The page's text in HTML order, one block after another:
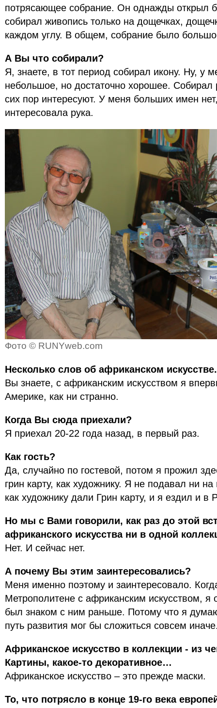
потрясающее собрание. Он однажды открыл
собирал живопись только на дощечках,
каждом углу. В общем, собрание было
А Вы что собирали?
Я, знаете, в тот период собирал икону. Ну, у
небольшое, но достаточно хорошее. Собирал
сих пор интересуют. У меня больших имен
интересовала рука.
Фото © RUNYweb.com
Несколько слов об африканском искусстве.
Вы знаете, с африканским искусством я
Америке, как ни странно.
Когда Вы сюда приехали?
Я приехал 20-22 года назад, в первый раз.
Как гость?
Да, случайно по гостевой, потом я прожил
грин карту, как художнику. Я не подавал ни
как художнику дали Грин карту, и я ездил и
Но мы с Вами говорили, как раз до этой
африканского искусства ни в одной
Нет. И сейчас нет.
А почему Вы этим заинтересовались?
Меня именно поэтому и заинтересовало.
Метрополитене с африканским искусством, я
был знаком с ним раньше. Потому что я
путь развития мог бы сложиться совсем
Африканское искусство в коллекции - из
Картины, какое-то декоративное…
Африканское искусство – это прежде маски.
То, что потрясло в конце 19-го века